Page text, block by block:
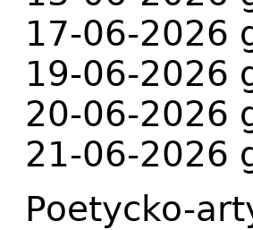
17-06-2026
19-06-2026
20-06-2026
21-06-2026
Poetycko-